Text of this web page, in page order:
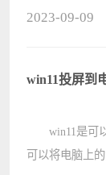
种情况具体该
2023-09-09
win11投屏到
win11是可以
可以将电脑上